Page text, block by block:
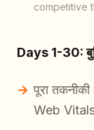
competitive
Days 1-30:
पूरा
Web